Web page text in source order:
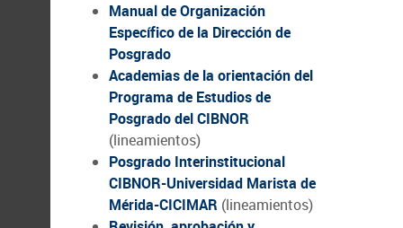
Manual de Organización
Específico de la Dirección de
Posgrado
Academias de la orientación del
Programa de Estudios de
Posgrado del CIBNOR
(lineamientos)
Posgrado Interinstitucional
CIBNOR-Universidad Marista de
Mérida-CICIMAR (lineamientos)